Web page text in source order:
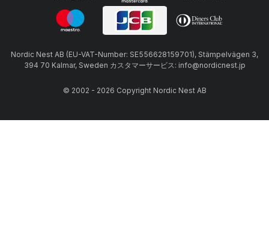
Nordic Nest AB (EU-VAT-Number: SE556628159701), Stämpelvägen 3,
394 70 Kalmar, Sweden カスタマーサービス: info@nordicnest.jp
© 2002 - 2026 Copyright Nordic Nest AB